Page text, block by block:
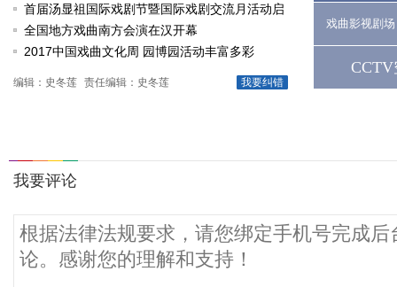
戏《槐花谣》倾情..
首届汤显祖国际戏剧节暨国际戏剧交流月活动启
动
全国地方戏曲南方会演在汉开幕
2017中国戏曲文化周 园博园活动丰富多彩
我要纠错
编辑：史冬莲 责任编辑：史冬莲
戏曲影视剧场